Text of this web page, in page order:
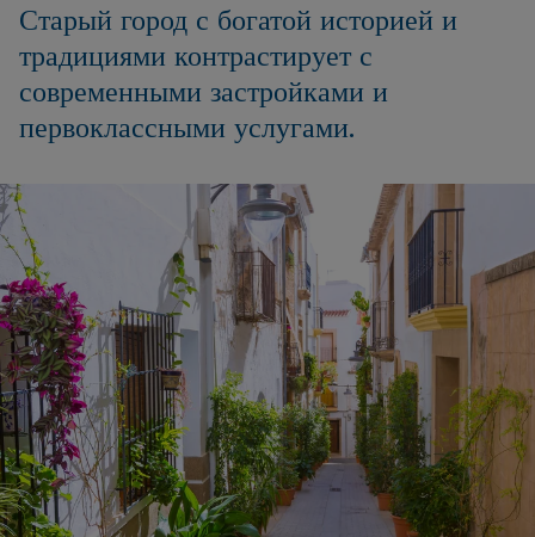
Старый город с богатой историей и
традициями контрастирует с
современными застройками и
первоклассными услугами.